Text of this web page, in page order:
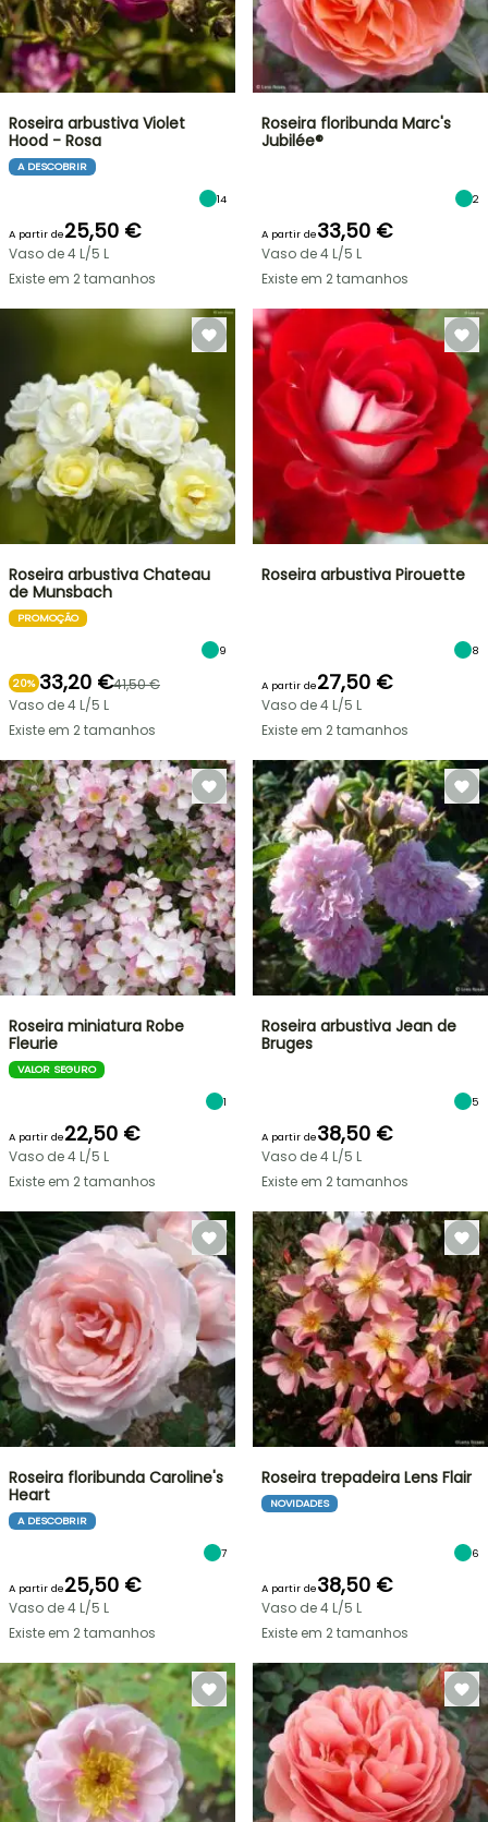
Roseira arbustiva Violet
Hood - Rosa
A DESCOBRIR
14
A partir de25,50 €
Vaso de 4 L/5 L
Existe em 2 tamanhos
Roseira floribunda Marc's
Jubilée®
2
A partir de33,50 €
Vaso de 4 L/5 L
Existe em 2 tamanhos
Roseira arbustiva Chateau
de Munsbach
PROMOÇÃO
9
20% 33,20 €41,50 €
Vaso de 4 L/5 L
Existe em 2 tamanhos
Roseira arbustiva Pirouette
8
A partir de27,50 €
Vaso de 4 L/5 L
Existe em 2 tamanhos
Roseira miniatura Robe
Fleurie
VALOR SEGURO
1
A partir de22,50 €
Vaso de 4 L/5 L
Existe em 2 tamanhos
Roseira arbustiva Jean de
Bruges
5
A partir de38,50 €
Vaso de 4 L/5 L
Existe em 2 tamanhos
Roseira floribunda Caroline's
Heart
A DESCOBRIR
7
A partir de25,50 €
Vaso de 4 L/5 L
Existe em 2 tamanhos
Roseira trepadeira Lens Flair
NOVIDADES
6
A partir de38,50 €
Vaso de 4 L/5 L
Existe em 2 tamanhos